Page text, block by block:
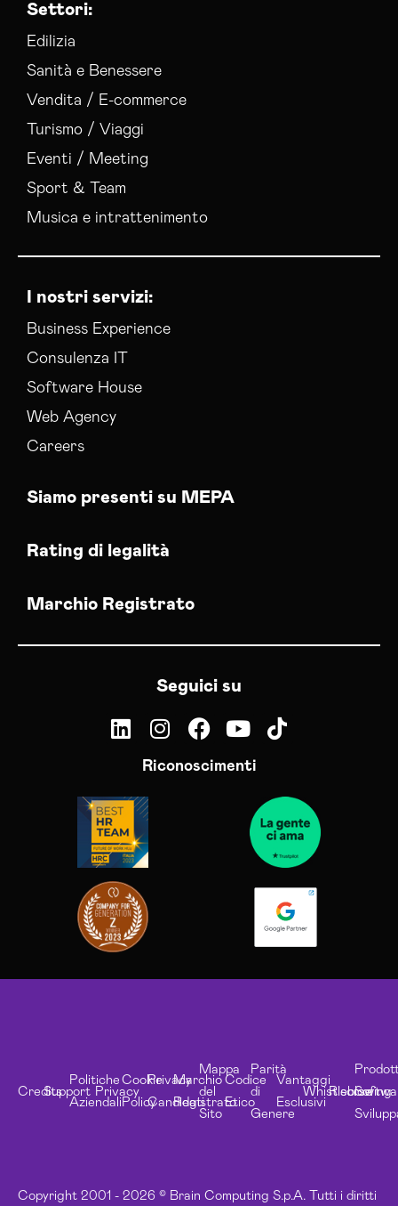
Settori:
Edilizia
Sanità e Benessere
Vendita / E-commerce
Turismo / Viaggi
Eventi / Meeting
Sport & Team
Musica e intrattenimento
I nostri servizi:
Business Experience
Consulenza IT
Software House
Web Agency
Careers
Siamo presenti su MEPA
Rating di legalità
Marchio Registrato
Seguici su
Riconoscimenti
Copyright 2001 - 2026 © Brain Computing S.p.A. Tutti i diritti
CreditsSupport
Politiche
Aziendali
Privacy
Cookie
Policy
Privacy
Candidati
Marchio
Registrato
Mappa
del
Sito
Codice
Etico
Parità
di
Genere
Vantaggi
Esclusivi
Whistleblowing
Risorse